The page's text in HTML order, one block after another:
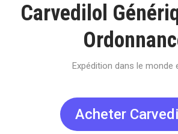
Carvedilol
Expédition dans le monde
Acheter